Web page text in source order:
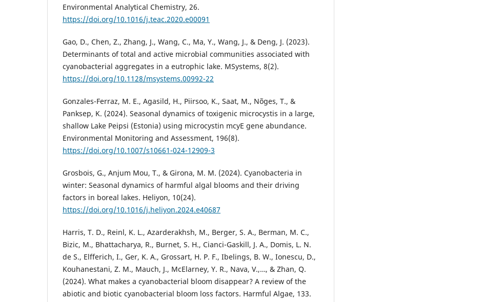
Environmental Analytical Chemistry, 26.
https://doi.org/10.1016/j.teac.2020.e00091
Gao, D., Chen, Z., Zhang, J., Wang, C., Ma, Y., Wang, J., & Deng, J. (2023).
Determinants of total and active microbial communities associated with
cyanobacterial aggregates in a eutrophic lake. MSystems, 8(2).
https://doi.org/10.1128/msystems.00992-22
Gonzales-Ferraz, M. E., Agasild, H., Piirsoo, K., Saat, M., Nõges, T., &
Panksep, K. (2024). Seasonal dynamics of toxigenic microcystis in a large,
shallow Lake Peipsi (Estonia) using microcystin mcyE gene abundance.
Environmental Monitoring and Assessment, 196(8).
https://doi.org/10.1007/s10661-024-12909-3
Grosbois, G., Anjum Mou, T., & Girona, M. M. (2024). Cyanobacteria in
winter: Seasonal dynamics of harmful algal blooms and their driving
factors in boreal lakes. Heliyon, 10(24).
https://doi.org/10.1016/j.heliyon.2024.e40687
Harris, T. D., Reinl, K. L., Azarderakhsh, M., Berger, S. A., Berman, M. C.,
Bizic, M., Bhattacharya, R., Burnet, S. H., Cianci-Gaskill, J. A., Domis, L. N.
de S., Elfferich, I., Ger, K. A., Grossart, H. P. F., Ibelings, B. W., Ionescu, D.,
Kouhanestani, Z. M., Mauch, J., McElarney, Y. R., Nava, V.,…, & Zhan, Q.
(2024). What makes a cyanobacterial bloom disappear? A review of the
abiotic and biotic cyanobacterial bloom loss factors. Harmful Algae, 133.